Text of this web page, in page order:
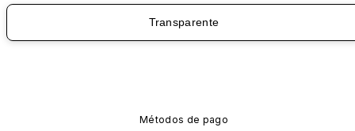
Transparente
Métodos de pago